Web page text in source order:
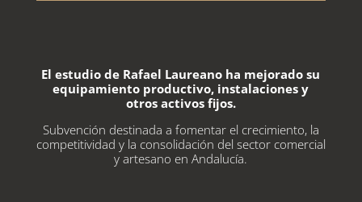
El estudio de Rafael Laureano ha mejorado su
equipamiento productivo, instalaciones y
otros activos fijos.
Subvención destinada a fomentar el crecimiento, la
competitividad y la consolidación del sector comercial
y artesano en Andalucía.